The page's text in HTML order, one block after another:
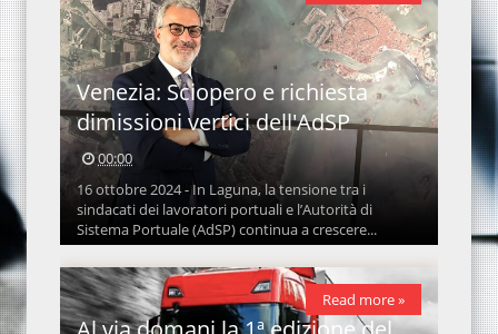
Venezia: Sciopero e richiesta
dimissioni vertici dell'AdSP
00:00
16 ottobre 2024 - In Laguna, la tensione tra i
sindacati dei lavoratori portuali e l’Autorità di
Sistema Portuale (AdSP) continua a crescere...
Read more »